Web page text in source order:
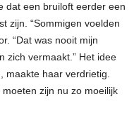
dat een bruiloft eerder een
zijn. “Sommigen voelden
“Dat was nooit mijn
zich vermaakt.” Het idee
maakte haar verdrietig.
zijn nu zo moeilijk